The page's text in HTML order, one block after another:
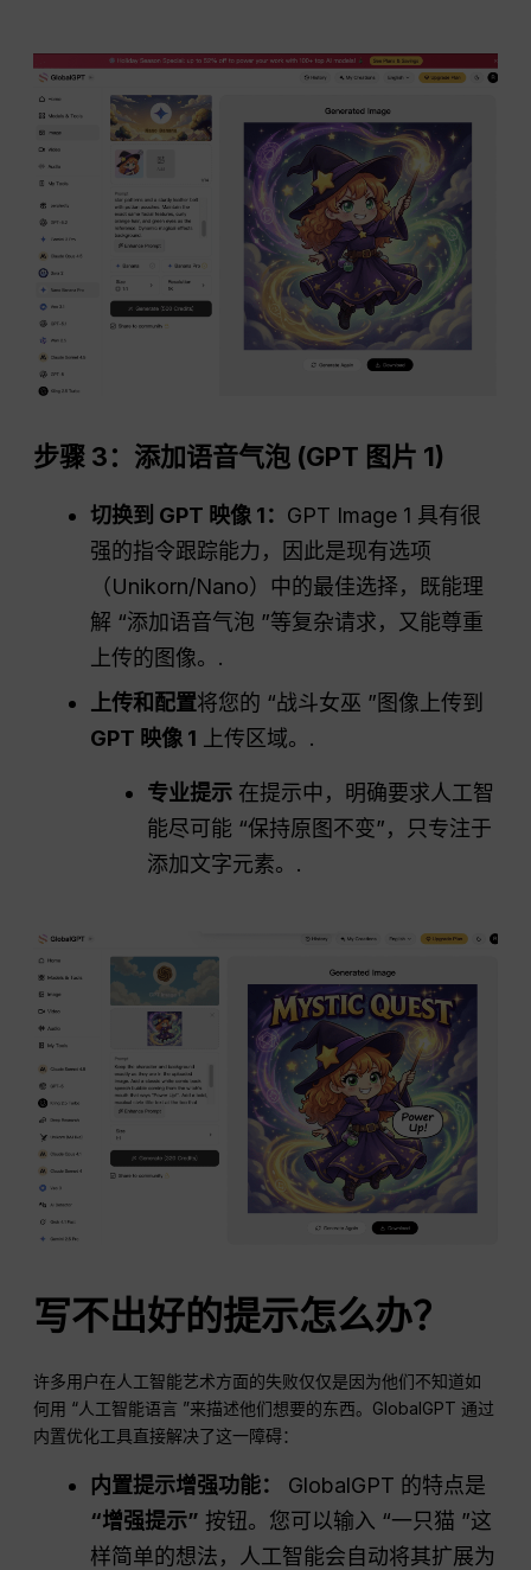
步骤 3：添加语音气泡 (GPT 图片 1)
切换到 GPT 映像 1： GPT Image 1 具有很
强的指令跟踪能力，因此是现有选项
（Unikorn/Nano）中的最佳选择，既能理
解 “添加语音气泡 ”等复杂请求，又能尊重
上传的图像。.
上传和配置将您的 “战斗女巫 ”图像上传到
GPT 映像 1 上传区域。.
专业提示 在提示中，明确要求人工智
能尽可能 “保持原图不变”，只专注于
添加文字元素。.
写不出好的提示怎么办？
许多用户在人工智能艺术方面的失败仅仅是因为他们不知道如
何用 “人工智能语言 ”来描述他们想要的东西。GlobalGPT 通过
内置优化工具直接解决了这一障碍：
内置提示增强功能：
GlobalGPT 的特点是
“增强提示” 按钮。您可以输入 “一只猫 ”这
样简单的想法，人工智能会自动将其扩展为